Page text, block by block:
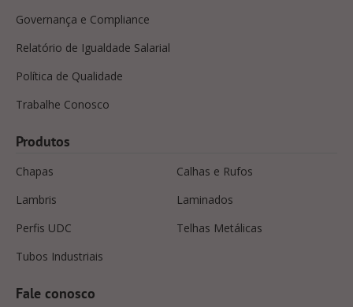
Governança e Compliance
Relatório de Igualdade Salarial
Política de Qualidade
Trabalhe Conosco
Produtos
Chapas
Calhas e Rufos
Lambris
Laminados
Perfis UDC
Telhas Metálicas
Tubos Industriais
Fale conosco